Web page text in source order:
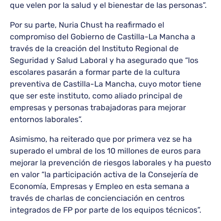
que velen por la salud y el bienestar de las personas”.
Por su parte, Nuria Chust ha reafirmado el
compromiso del Gobierno de Castilla-La Mancha a
través de la creación del Instituto Regional de
Seguridad y Salud Laboral y ha asegurado que “los
escolares pasarán a formar parte de la cultura
preventiva de Castilla-La Mancha, cuyo motor tiene
que ser este instituto, como aliado principal de
empresas y personas trabajadoras para mejorar
entornos laborales”.
Asimismo, ha reiterado que por primera vez se ha
superado el umbral de los 10 millones de euros para
mejorar la prevención de riesgos laborales y ha puesto
en valor “la participación activa de la Consejería de
Economía, Empresas y Empleo en esta semana a
través de charlas de concienciación en centros
integrados de FP por parte de los equipos técnicos”.